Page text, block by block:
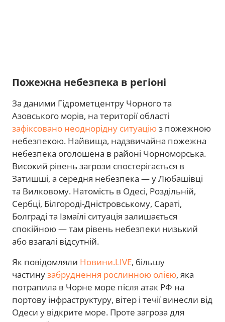
Пожежна небезпека в регіоні
За даними Гідрометцентру Чорного та
Азовського морів, на території області
зафіксовано неоднорідну ситуаціюз пожежною
небезпекою. Найвища, надзвичайна пожежна
небезпека оголошена в районі Чорноморська.
Високий рівень загрози спостерігається в
Затишші, а середня небезпека — у Любашівці
та Вилковому. Натомість в Одесі, Роздільній,
Сербці, Білгороді-Дністровському, Сараті,
Болграді та Ізмаїлі ситуація залишається
спокійною — там рівень небезпеки низький
або взагалі відсутній.
Як повідомляли Новини.LIVE, більшу
частинузабруднення рослинною олією, яка
потрапила в Чорне море після атак РФ на
портову інфраструктуру, вітер і течії винесли від
Одеси у відкрите море. Проте загроза для